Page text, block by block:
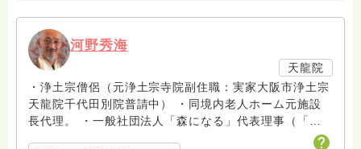
河野秀海
天龍院
・浄土宗僧侶（元浄土宗寺院副住職：実家大阪市浄土宗
天龍院千代田別院普請中） ・同境内老人ホーム元施設
長代理。 ・一般社団法人「森になる」代表理事（「森
になる」で検索） ・日本トランスパーソナル学会